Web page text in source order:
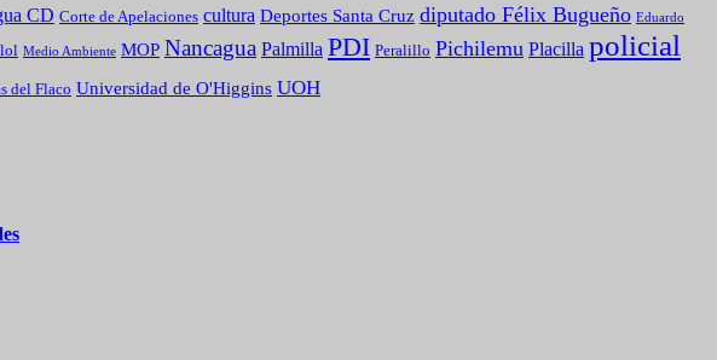
CD Corte de Apelaciones cultura Deportes Santa Cruz diputado Félix Bugueño Eduardo
Medio Ambiente MOP Nancagua Palmilla PDI Peralillo Pichilemu Placilla policial
del Flaco Universidad de O'Higgins UOH